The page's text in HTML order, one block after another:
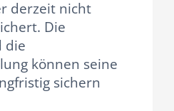
derzeit nicht
Die
die
können seine
sichern